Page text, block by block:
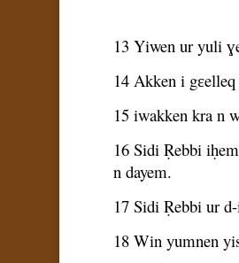
13 Yiwen ur yuli
14 Akken i
15 iwakken kra n
16 Sidi Ṛebbi
n dayem.
17 Sidi Ṛebbi ur
18 Win yumnen